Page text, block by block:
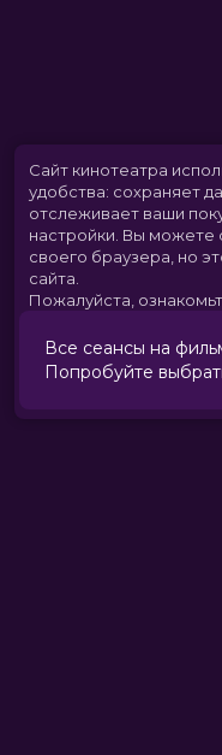
Сайт кинотеатра
удобства: сохраняет
отслеживает ваши
настройки. Вы можете
своего браузера, но
сайта.
Пожалуйста,